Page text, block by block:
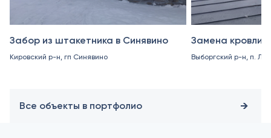
Забор из штакетника в Синявино
Кировский р-н, гп Синявино
Замена кровли
Выборгский р-н, п.
Все объекты в портфолио